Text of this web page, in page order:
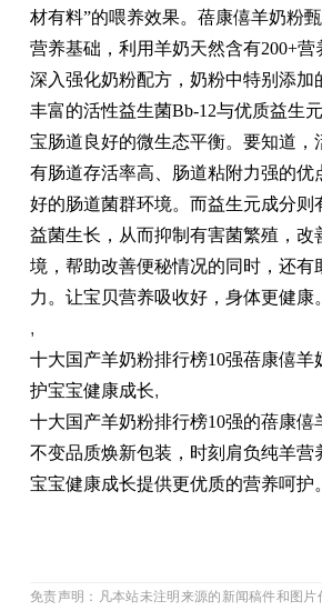
材有料”的喂养效果。蓓康僖羊奶粉
营养基础，利用羊奶天然含有200+营
深入强化奶粉配方，奶粉中特别添加
丰富的活性益生菌Bb-12与优质益生
宝肠道良好的微生态平衡。要知道，
有肠道存活率高、肠道粘附力强的优
好的肠道菌群环境。而益生元成分则
益菌生长，从而抑制有害菌繁殖，改
境，帮助改善便秘情况的同时，还有
力。让宝贝营养吸收好，身体更健康。
,
十大国产羊奶粉排行榜10强蓓康僖羊
护宝宝健康成长,
十大国产羊奶粉排行榜10强的蓓康僖
不变品质焕新包装，时刻肩负纯羊营
宝宝健康成长提供更优质的营养呵护。
免责声明：凡本站未注明来源的新闻稿件和图